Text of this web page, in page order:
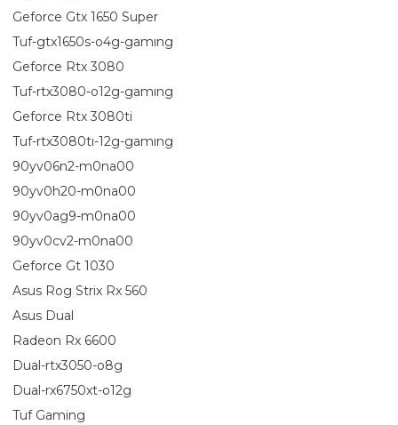
Geforce Gtx 1650 Super
Tuf-gtx1650s-o4g-gamıng
Geforce Rtx 3080
Tuf-rtx3080-o12g-gamıng
Geforce Rtx 3080ti
Tuf-rtx3080tı-12g-gamıng
90yv06n2-m0na00
90yv0h20-m0na00
90yv0ag9-m0na00
90yv0cv2-m0na00
Geforce Gt 1030
Asus Rog Strix Rx 560
Asus Dual
Radeon Rx 6600
Dual-rtx3050-o8g
Dual-rx6750xt-o12g
Tuf Gaming